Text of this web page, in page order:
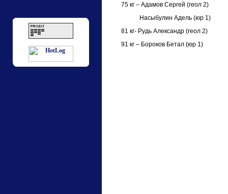
75 кг – Адамов Сергей (геол 2)
Насыбулин Адель (юр 1)
81 кг- Рудь Александр (геол 2)
91 кг – Бороков Бетал (юр 1)